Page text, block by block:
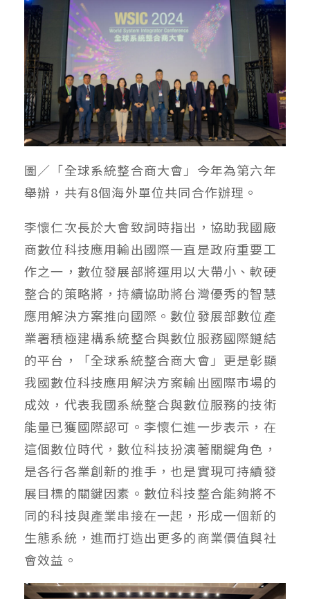
圖／「全球系統整合商大會」今年為第六年
舉辦，共有8個海外單位共同合作辦理。
李懷仁次長於大會致詞時指出，協助我國廠
商數位科技應用輸出國際一直是政府重要工
作之一，數位發展部將運用以大帶小、軟硬
整合的策略將，持續協助將台灣優秀的智慧
應用解決方案推向國際。數位發展部數位產
業署積極建構系統整合與數位服務國際鏈結
的平台，「全球系統整合商大會」更是彰顯
我國數位科技應用解決方案輸出國際市場的
成效，代表我國系統整合與數位服務的技術
能量已獲國際認可。李懷仁進一步表示，在
這個數位時代，數位科技扮演著關鍵角色，
是各行各業創新的推手，也是實現可持續發
展目標的關鍵因素。數位科技整合能夠將不
同的科技與產業串接在一起，形成一個新的
生態系統，進而打造出更多的商業價值與社
會效益。